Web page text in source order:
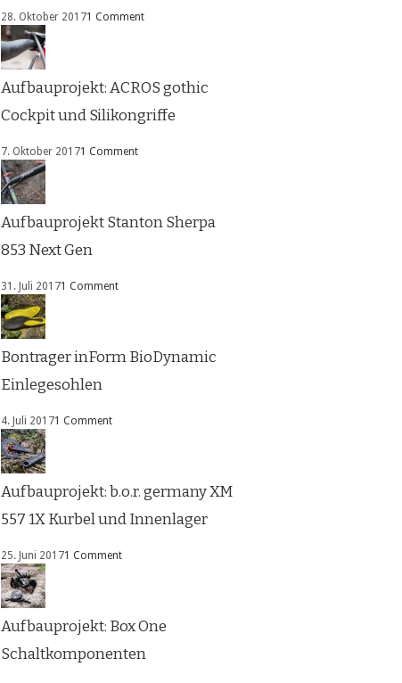
28. Oktober 20171 Comment
Aufbauprojekt: ACROS gothic
Cockpit und Silikongriffe
7. Oktober 20171 Comment
Aufbauprojekt Stanton Sherpa
853 Next Gen
31. Juli 20171 Comment
Bontrager inForm BioDynamic
Einlegesohlen
4. Juli 20171 Comment
Aufbauprojekt: b.o.r. germany XM
557 1X Kurbel und Innenlager
25. Juni 20171 Comment
Aufbauprojekt: Box One
Schaltkomponenten